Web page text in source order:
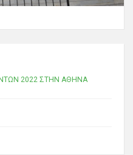
2022 ΣΤΗΝ ΑΘΗΝΑ